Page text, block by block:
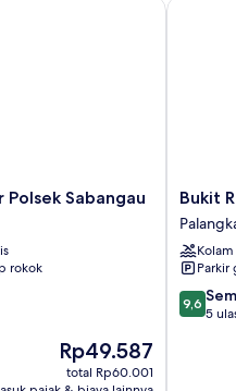
Sabangau
rokok
Harga
sekarang
Rp49.587
Rp49.587
total Rp60.001
Bukit
Raya
Bukit
Parkir
9.6
dari
9,6
5